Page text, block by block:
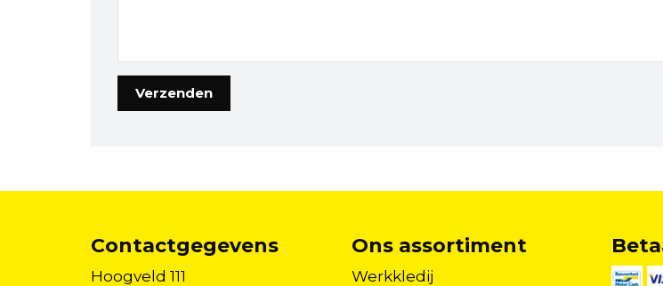
Contactgegevens
Hoogveld 111
Ons assortiment
Werkkledij